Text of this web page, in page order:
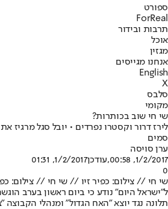
ספורט
ForReal
תרבות ובידור
אוכל
מגזין
אנחנו מגייסים
English
X
סלבס
מקומי
שי חי שוב בכותרות?
לירז דרור וקסטרו נפרדים • יובל סגל מרגיז
סמים
ערן סויסה
1/2/2017, 00:58
,עודכן1/2/2017, 01:31
0
שי חי // צילום: כפיר זיו // שי חי // צילום:
ל"ישראל היום" נודע כי ביום ראשון בערב
תלונה נגד יוצא "האח הגדול" ומנהלי